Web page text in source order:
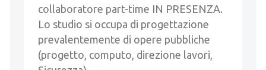
collaboratore part-time IN PRESENZA.
Lo studio si occupa di progettazione
prevalentemente di opere pubbliche
(progetto, computo, direzione lavori,